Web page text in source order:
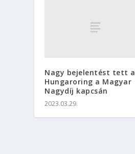
Nagy bejelentést tett a
Hungaroring a Magyar
Nagydíj kapcsán
2023.03.29.